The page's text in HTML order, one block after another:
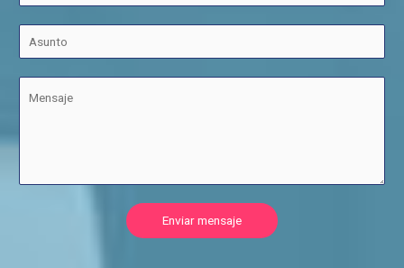
Enviar mensaje